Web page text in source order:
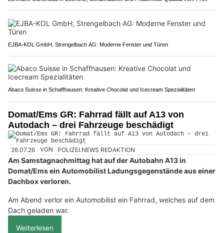
EJBA-KOL GmbH, Strengelbach AG: Moderne Fenster und Türen
Abaco Suisse in Schaffhausen: Kreative Chocolat und Icecream Spezialitäten
Domat/Ems GR: Fahrrad fällt auf A13 von
Autodach – drei Fahrzeuge beschädigt
26.07.26 VON POLIZEI.NEWS REDAKTION
Am Samstagnachmittag hat auf der Autobahn A13 in
Domat/Ems ein Automobilist Ladungsgegenstände aus einer
Dachbox verloren.
Am Abend verlor ein Automobilist ein Fahrrad, welches auf dem
Dach geladen war.
Weiterlesen